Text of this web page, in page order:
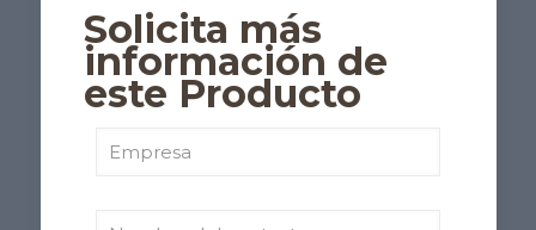
Solicita más
información de
este Producto